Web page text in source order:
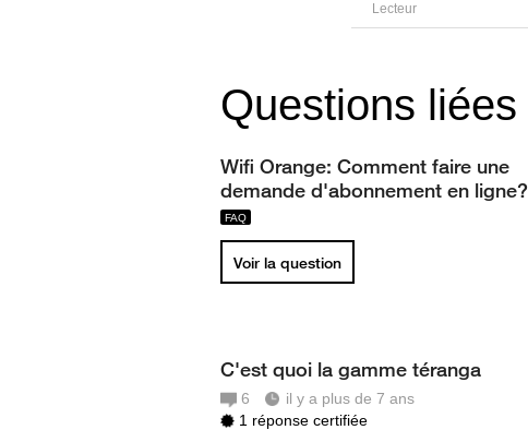
Lecteur
Questions liées
Wifi Orange: Comment faire une
demande d'abonnement en ligne?
Voir la question
C'est quoi la gamme téranga
6
il y a plus de 7 ans
1 réponse certifiée